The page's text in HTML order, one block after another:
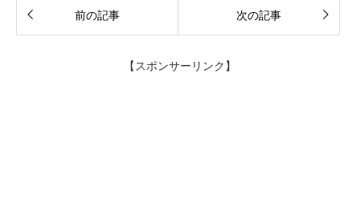
前の記事 次の記事
【スポンサーリンク】